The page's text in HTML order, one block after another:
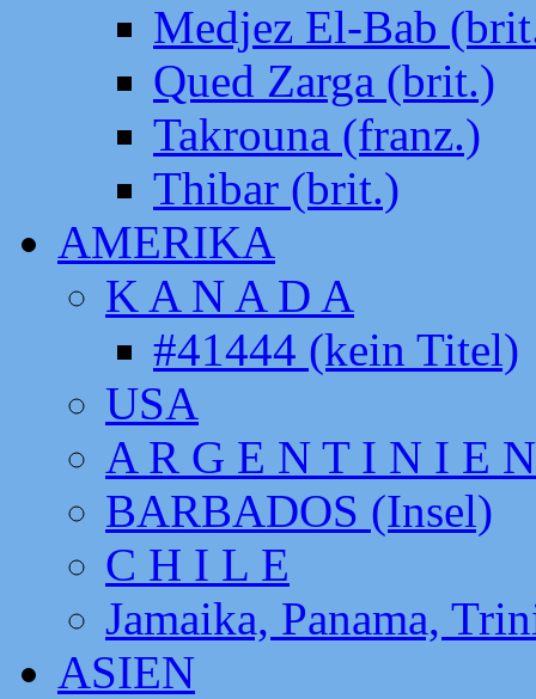
Medjez El-Bab
Qued Zarga (brit.)
Takrouna (franz.)
Thibar (brit.)
AMERIKA
K A N A D A
#41444 (kein Titel)
USA
A R G E N T I N I E N
BARBADOS (Insel)
C H I L E
Jamaika, Panama,
ASIEN